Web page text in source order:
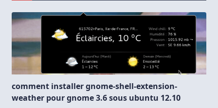
comment installer gnome-shell-extension-
weather pour gnome 3.6 sous ubuntu 12.10